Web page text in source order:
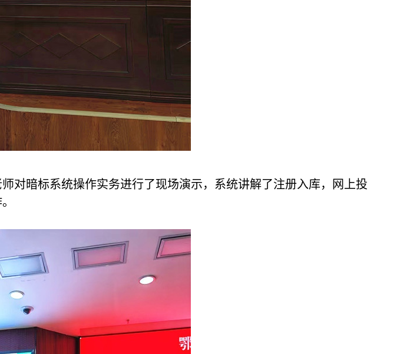
对暗标系统操作实务进行了现场演示，系统讲解了注册入库，网上投